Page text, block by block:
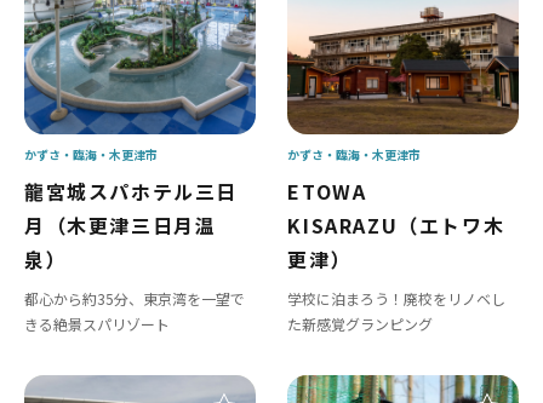
龍宮城スパホテル三日
月（木更津三日月温
泉）
都心から約35分、東京湾を一望で
きる絶景スパリゾート
かずさ・臨海 木更津市
ETOWA
KISARAZU（エトワ木
更津）
学校に泊まろう！廃校をリノベし
た新感覚グランピング
かずさ・臨海 木更津市